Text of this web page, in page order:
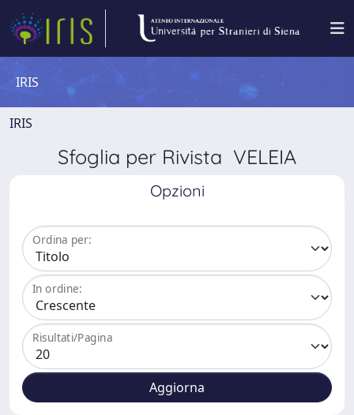
IRIS
IRIS
Sfoglia per Rivista VELEIA
Opzioni
Ordina per:
In ordine:
Risultati/Pagina